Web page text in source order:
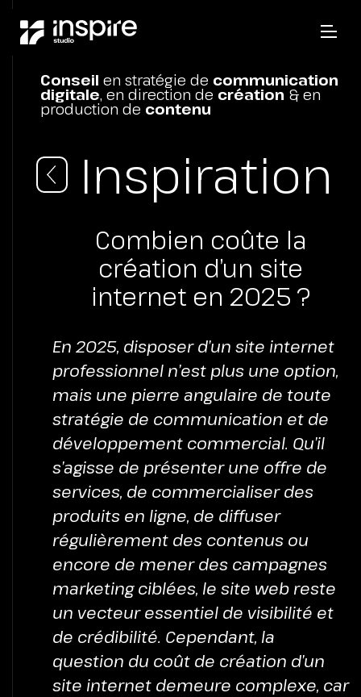
Conseil en stratégie de communication
digitale, en direction de création & en
production de contenu
Inspiration
Combien coûte la
création d’un site
internet en 2025 ?
En 2025, disposer d’un site internet
professionnel n’est plus une option,
mais une pierre angulaire de toute
stratégie de communication et de
développement commercial. Qu’il
s’agisse de présenter une offre de
services, de commercialiser des
produits en ligne, de diffuser
régulièrement des contenus ou
encore de mener des campagnes
marketing ciblées, le site web reste
un vecteur essentiel de visibilité et
de crédibilité. Cependant, la
question du coût de création d’un
site internet demeure complexe, car